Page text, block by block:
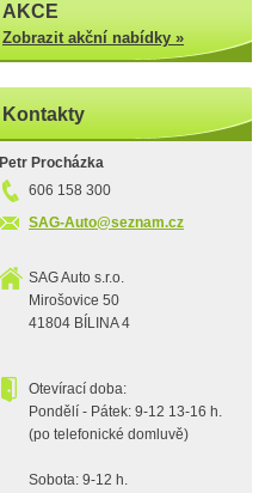
AKCE
Zobrazit akční nabídky »
Kontakty
Petr Procházka
606 158 300
SAG-Auto@seznam.cz
SAG Auto s.r.o.
Mirošovice 50
41804 BÍLINA 4
Otevírací doba:
Pondělí - Pátek: 9-12 13-16 h.
(po telefonické domluvě)
Sobota: 9-12 h.